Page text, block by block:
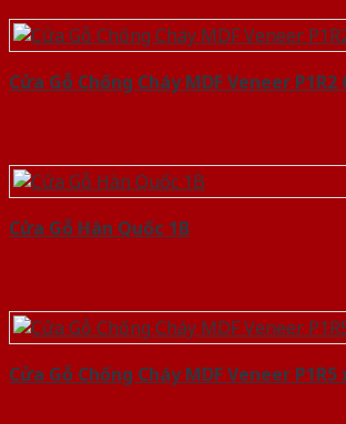
Cửa Gỗ Chống Cháy MDF Veneer P1R2
Cửa Gỗ Hàn Quốc 1B
Cửa Gỗ Chống Cháy MDF Veneer